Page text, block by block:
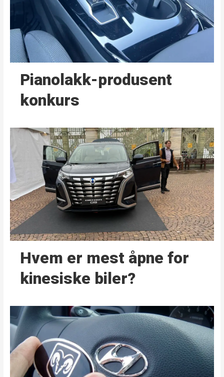
Pianolakk-produsent
konkurs
Hvem er mest åpne for
kinesiske biler?